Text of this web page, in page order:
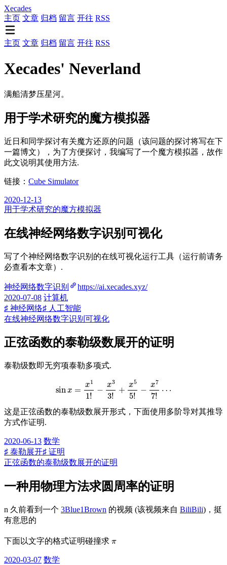
Xecades
主页 文章 归档 留言 开往 RSS
主页 文章 归档 留言 开往 RSS
Xecades' Neverland
满船清梦压星河。
用于学术研究的魔方模拟器
近日和同学探讨有关魔方还原的问题（该问题的探讨将写在下
一篇博文），为了方便探讨，我编写了一个魔方模拟器，故作
此文说明其使用方法.
链接： Cube Simulator
2020-12-13
用于学术研究的魔方模拟器
在线神经网络数字识别可视化
写了个神经网络数字识别的在线可视化运行工具（运行前请务
必查看本文章）.
神经网络数字识别
https://ai.xecades.xyz/
2020-07-08 计算机
♯ 神经网络♯ 人工智能
在线神经网络数字识别可视化
正弦函数的泰勒级数展开的证明
泰勒级数即无穷项泰勒多项式.
1! 3! 5! 7!
这是正弦函数的泰勒级数展开形式，下面使用多阶导对其推导
方式作证明.
2020-06-13 数学
♯ 泰勒展开♯ 证明
正弦函数的泰勒级数展开的证明
一种用物理方法求圆周率的证明
n 久前看到一个 3Blue1Brown 的视频 (该视频来自 BiliBili)，挺
有意思的
下面以文字的格式证明碰撞求
2020-03-07 数学